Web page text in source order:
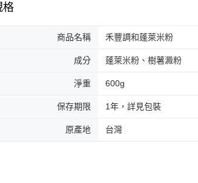
格
商品名稱 禾豐調和蓬萊米粉
成分 蓬萊米粉、樹薯澱粉
淨重 600g
保存期限 1年，詳見包裝
原產地 台灣